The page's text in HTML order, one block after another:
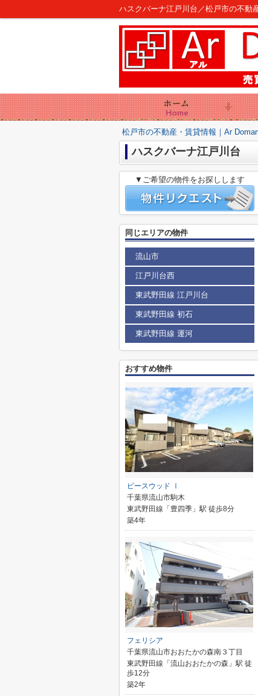
ハスクバーナ江戸川台／松戸市の不動
松戸市の不動産・賃貸情報｜Ar
ハスクバーナ江戸川台
▼ご希望の物件をお探しします
同じエリアの物件
流山市
江戸川台西
東武野田線 江戸川台
東武野田線 初石
東武野田線 運河
おすすめ物件
ピースウッド Ⅰ
千葉県流山市駒木
東武野田線「豊四季」駅 徒歩8分
築4年
フェリシア
千葉県流山市おおたかの森南３丁目
東武野田線「流山おおたかの森」駅 徒
歩12分
築2年